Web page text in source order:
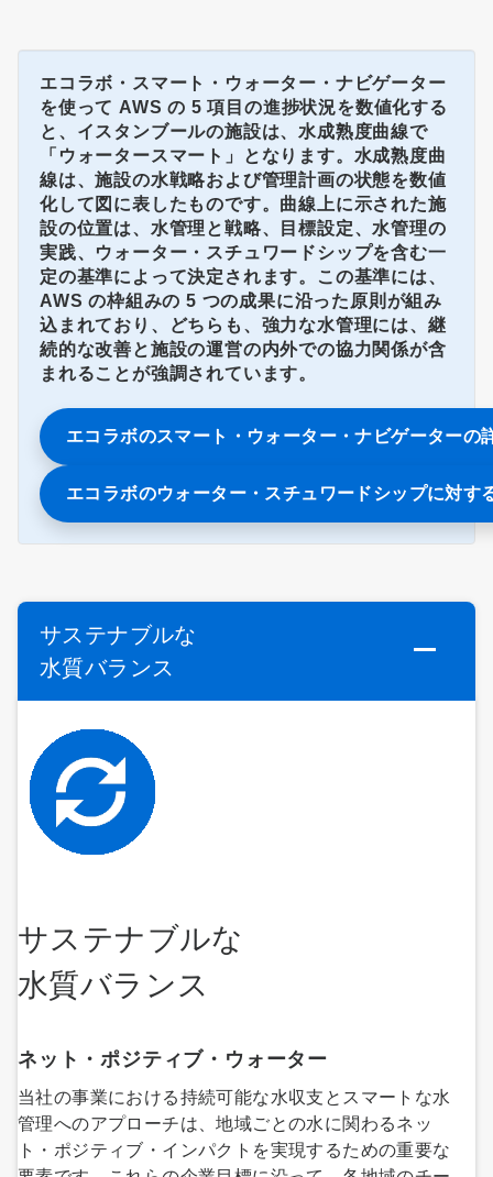
エコラボ・スマート・ウォーター・ナビゲーター
を使って AWS の 5 項目の進捗状況を数値化する
と、イスタンブールの施設は、水成熟度曲線で
「ウォータースマート」となります。水成熟度曲
線は、施設の水戦略および管理計画の状態を数値
化して図に表したものです。曲線上に示された施
設の位置は、水管理と戦略、目標設定、水管理の
実践、ウォーター・スチュワードシップを含む一
定の基準によって決定されます。この基準には、
AWS の枠組みの 5 つの成果に沿った原則が組み
込まれており、どちらも、強力な水管理には、継
続的な改善と施設の運営の内外での協力関係が含
まれることが強調されています。
エコラボのスマート・ウォーター・ナビゲーターの
エコラボのウォーター・スチュワードシップに対す
サステナブルな
水質バランス
サステナブルな
水質バランス
ネット・ポジティブ・ウォーター
当社の事業における持続可能な水収支とスマートな水
管理へのアプローチは、地域ごとの水に関わるネッ
ト・ポジティブ・インパクトを実現するための重要な